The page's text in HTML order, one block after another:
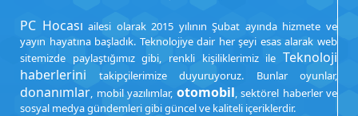
PC Hocası ailesi olarak 2015 yılının Şubat ayında hizmete ve
yayın hayatına başladık. Teknolojiye dair her şeyi esas alarak web
sitemizde paylaştığımız gibi, renkli kişiliklerimiz ile Teknoloji
haberlerini takipçilerimize duyuruyoruz. Bunlar oyunlar,
donanımlar, mobil yazılımlar, otomobil, sektörel haberler ve
sosyal medya gündemleri gibi güncel ve kaliteli içeriklerdir.